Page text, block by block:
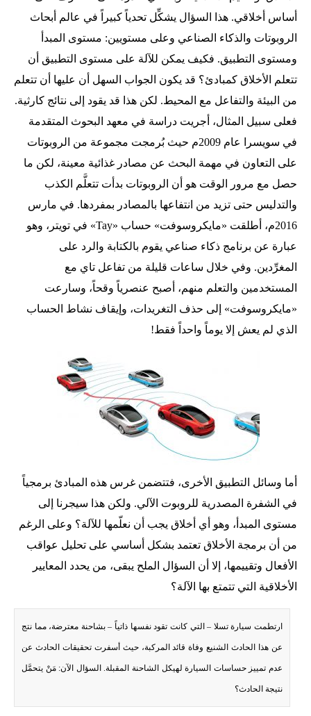
أساس أخلاقي. هذا السؤال يشكِّل تحدياً كبيراً في عالم أبحاث
الروبوتات والذكاء الصناعي وعلى مستويين: مستوى المبدأ
ومستوى التطبيق. فكيف يمكن للآلة على مستوى التطبيق أن
تتعلم الأخلاق كمبادئ؟ قد يكون الجواب السهل أن عليها أن تتعلم
من البيئة والتفاعل مع المحيط. لكن هذا قد يقود إلى نتائج كارثية.
فعلى سبيل المثال، أجريت دراسة في معهد البحوث المتقدمة
في سويسرا عام 2009م حيث بُرمجت مجموعة من الروبوتات
على التعاون في مهمة البحث عن مصادر غذائية معينة، لكن ما
حصل مع مرور الوقت هو أن الروبوتات بدأت تتعلَّم الكذب
والتدليس حتى تزيد من انتفاعها بالمصادر بمفردها. في مارس
2016م، أطلقت «مايكروسوفت» حساب «Tay» في تويتر، وهو
عبارة عن برنامج ذكاء صناعي يقوم بالكتابة والرد على
المغرِّدين. وفي خلال ساعات قليلة من تفاعل تاي مع
المستخدمين والتعلم منهم، أصبح عنصرياً وقحاً، وسارعت
«مايكروسوفت» إلى حذف التغريدات، وإيقاف نشاط الحساب
الذي لم يعش إلا يوماً واحداً فقط!
أما وسائل التطبيق الأخرى، فتتضمن غرس هذه المبادئ برمجياً
في الشفرة المصدرية للروبوت الآلي. ولكن هذا سيجرنا إلى
مستوى المبدأ، وهو أي أخلاق يجب أن نعلّمها للآلة؟ وعلى الرغم
من أن برمجة الأخلاق تعتمد بشكل أساسي على تحليل عواقب
الأفعال وتقييمها، إلا أن السؤال الملح يبقى، من يحدد المعايير
الأخلاقية التي تتمتع بها الآلة؟
ارتطمت سيارة تسلا – التي كانت تقود نفسها ذاتياً – بشاحنة معترضة، مما نتج
عن هذا الحادث الشنيع وفاة قائد المركبة، حيث أسفرت تحقيقات الحادث عن
عدم تمييز حساسات السيارة لهيكل الشاحنة المقبلة. السؤال الآن: مَنْ يتحمَّل
نتيجة الحادث؟